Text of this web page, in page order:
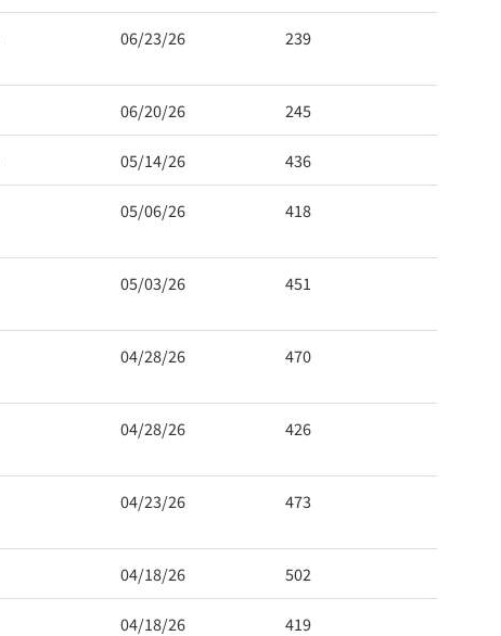
06/23/26 239
06/20/26 245
05/14/26 436
05/06/26 418
05/03/26 451
04/28/26 470
04/28/26 426
04/23/26 473
04/18/26 502
04/18/26 419